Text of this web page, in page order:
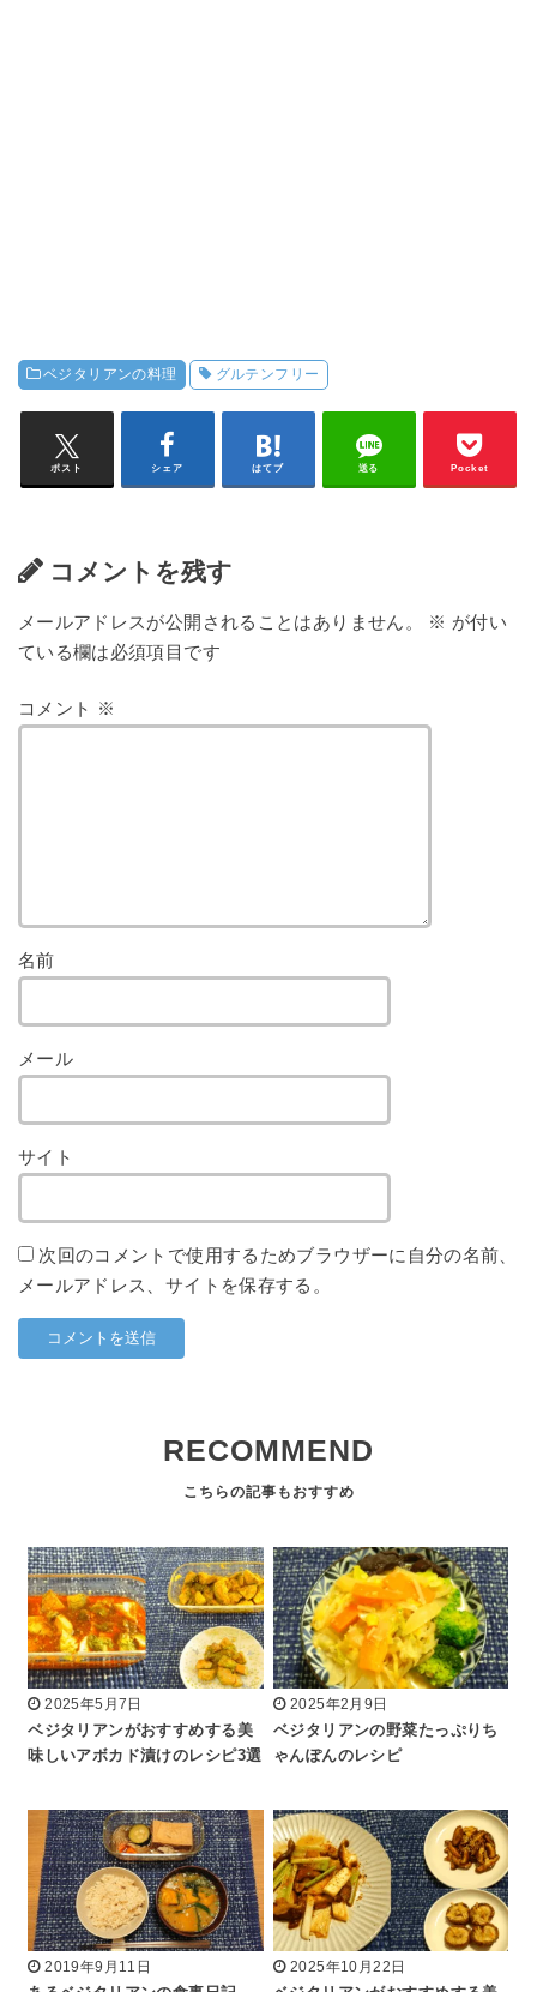
ベジタリアンの料理 グルテンフリー
ポスト シェア はてブ 送る Pocket
コメントを残す
メールアドレスが公開されることはありません。 ※ が付い
ている欄は必須項目です
コメント ※
名前
メール
サイト
次回のコメントで使用するためブラウザーに自分の名前、
メールアドレス、サイトを保存する。
RECOMMEND
2025年5月7日
ベジタリアンがおすすめする美
味しいアボカド漬けのレシピ3選
2025年2月9日
ベジタリアンの野菜たっぷりち
ゃんぽんのレシピ
2019年9月11日
2025年10月22日